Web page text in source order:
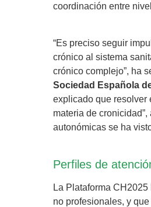
coordinación entre
“Es preciso seguir
crónico al sistema
crónico complejo”, ha
Sociedad Española
explicado que resolver
materia de
autonómicas se ha
Perfiles de
La Plataforma
no profesionales, y